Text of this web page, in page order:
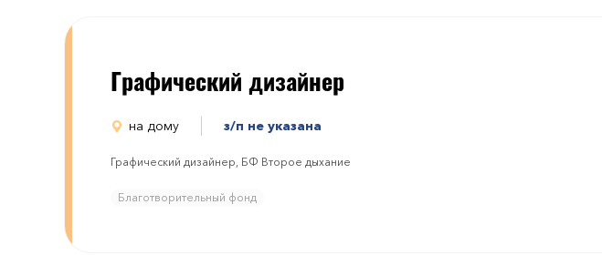
Графический дизайнер
на дому з/п не указана
Графический дизайнер, БФ Второе дыхание
Благотворительный фонд